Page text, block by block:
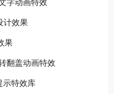
计效果
果
翻盖动画特效
特效库